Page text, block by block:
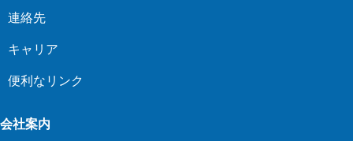
連絡先
キャリア
便利なリンク
会社案内